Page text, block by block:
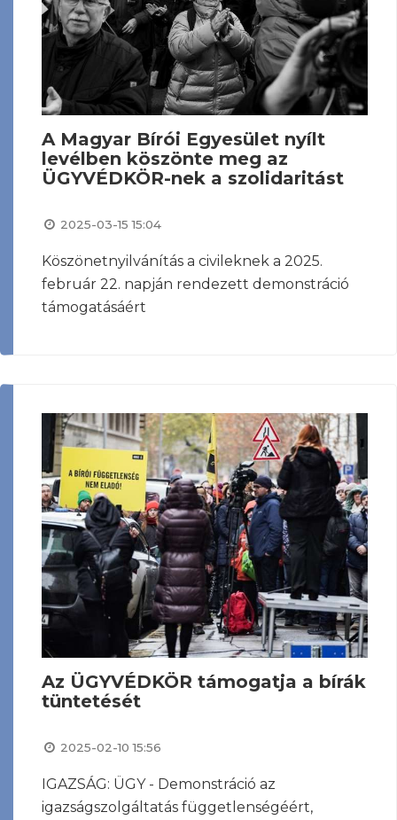
A Magyar Bírói Egyesület nyílt
levélben köszönte meg az
ÜGYVÉDKÖR-nek a szolidaritást
2025-03-15 15:04
Köszönetnyilvánítás a civileknek a 2025.
február 22. napján rendezett demonstráció
támogatásáért
Az ÜGYVÉDKÖR támogatja a bírák
tüntetését
2025-02-10 15:56
IGAZSÁG: ÜGY - Demonstráció az
igazságszolgáltatás függetlenségéért,